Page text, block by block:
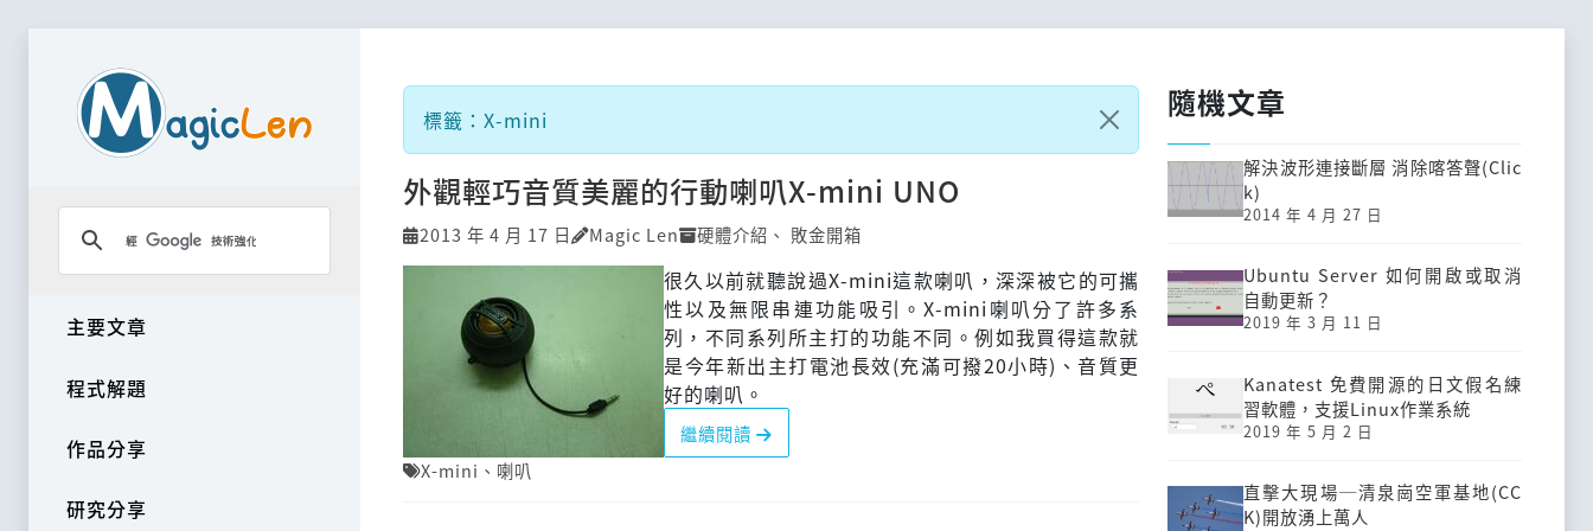
主要文章
程式解題
作品分享
研究分享
標籤：X-mini
外觀輕巧音質美麗的行動喇叭X-mini UNO
2013 年 4 月 17 日 Magic Len 硬體介紹 、 敗金開箱
很久以前就聽說過X-mini這款喇叭，深深被它的可攜
性以及無限串連功能吸引。X-mini喇叭分了許多系
列，不同系列所主打的功能不同。例如我買得這款就
是今年新出主打電池長效(充滿可撥20小時)、音質更
好的喇叭。
繼續閱讀
X-mini 、 喇叭
隨機文章
解決波形連接斷層 消除喀答聲(Clic
k)
2014 年 4 月 27 日
Ubuntu Server 如何開啟或取消
自動更新？
2019 年 3 月 11 日
Kanatest 免費開源的日文假名練
習軟體，支援Linux作業系統
2019 年 5 月 2 日
直擊大現場─清泉崗空軍基地(CC
K)開放湧上萬人